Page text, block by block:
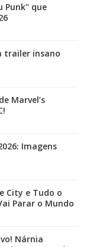
Punk" que
trailer insano
Marvel’s
Imagens
City e Tudo o
Parar o Mundo
Nárnia